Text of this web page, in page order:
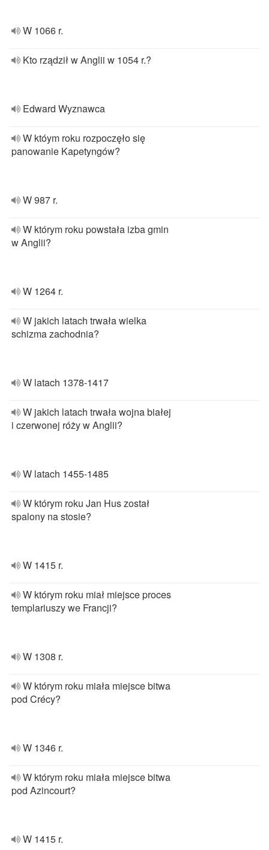
W 1066 r.
Kto rządził w Anglii w 1054 r.?
Edward Wyznawca
W któym roku rozpoczęło się
panowanie Kapetyngów?
W 987 r.
W którym roku powstała izba gmin
w Anglii?
W 1264 r.
W jakich latach trwała wielka
schizma zachodnia?
W latach 1378-1417
W jakich latach trwała wojna białej
i czerwonej róży w Anglii?
W latach 1455-1485
W którym roku Jan Hus został
spalony na stosie?
W 1415 r.
W którym roku miał miejsce proces
templariuszy we Francji?
W 1308 r.
W którym roku miała miejsce bitwa
pod Crécy?
W 1346 r.
W którym roku miała miejsce bitwa
pod Azincourt?
W 1415 r.